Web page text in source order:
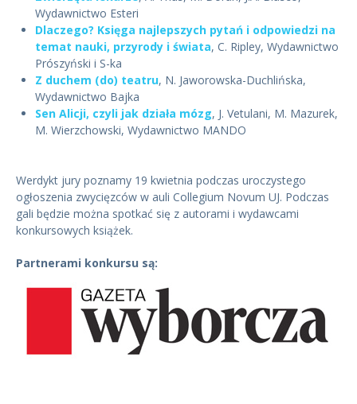
Wydawnictwo Esteri
Dlaczego? Księga najlepszych pytań i odpowiedzi na
temat nauki, przyrody i świata, C. Ripley, Wydawnictwo
Prószyński i S-ka
Z duchem (do) teatru, N. Jaworowska-Duchlińska,
Wydawnictwo Bajka
Sen Alicji, czyli jak działa mózg, J. Vetulani, M. Mazurek,
M. Wierzchowski, Wydawnictwo MANDO
Werdykt jury poznamy 19 kwietnia podczas uroczystego
ogłoszenia zwycięzców w auli Collegium Novum UJ. Podczas
gali będzie można spotkać się z autorami i wydawcami
konkursowych książek.
Partnerami konkursu są: